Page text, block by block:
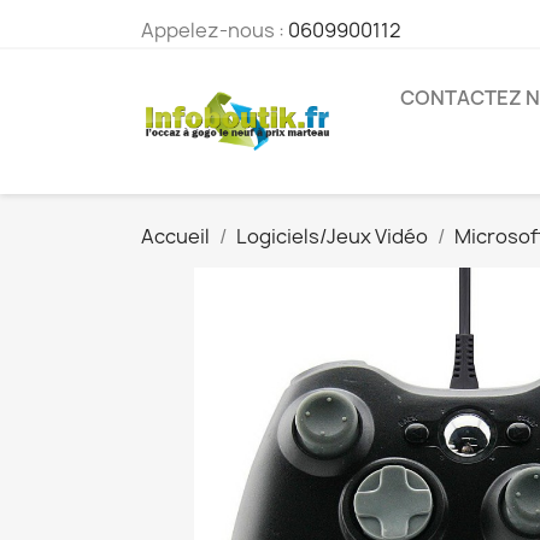
Appelez-nous : 0609900112
CONTACTEZ
Accueil Logiciels/Jeux Vidéo